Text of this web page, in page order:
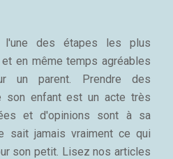
l'une des étapes les plus
en même temps agréables
un parent. Prendre des
son enfant est un acte très
et d'opinions sont à sa
sait jamais vraiment ce qui
son petit. Lisez nos articles